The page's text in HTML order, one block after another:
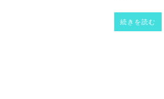
続きを読む